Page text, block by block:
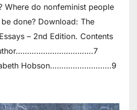
Where do non­feminist people
done? Download: The
– 2nd Edition. Contents
Hobson………………………9